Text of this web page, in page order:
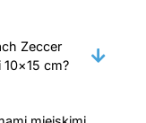
Zeccer
cm?